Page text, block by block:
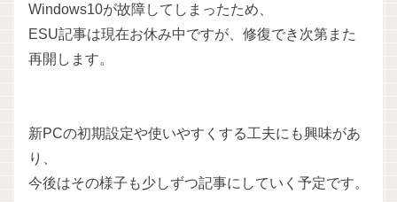
Windows10が故障してしまったため、
ESU記事は現在お休み中ですが、修復でき次第また
再開します。
新PCの初期設定や使いやすくする工夫にも興味があ
り、
今後はその様子も少しずつ記事にしていく予定です。